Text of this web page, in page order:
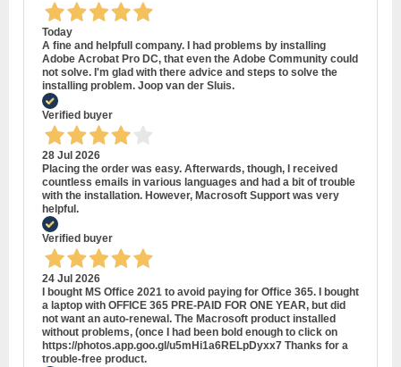
Today
A fine and helpfull company. I had problems by installing
Adobe Acrobat Pro DC, that even the Adobe Community could
not solve. I'm glad with there advice and steps to solve the
installing problem. Joop van der Sluis.
Verified buyer
28 Jul 2026
Placing the order was easy. Afterwards, though, I received
countless emails in various languages and had a bit of trouble
with the installation. However, Macrosoft Support was very
helpful.
Verified buyer
24 Jul 2026
I bought MS Office 2021 to avoid paying for Office 365. I bought
a laptop with OFFICE 365 PRE-PAID FOR ONE YEAR, but did
not want an auto-renewal. The Macrosoft product installed
without problems, (once I had been bold enough to click on
https://photos.app.goo.gl/u5mHi1a6RELpDyxx7 Thanks for a
trouble-free product.